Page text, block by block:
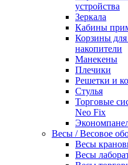
устройства
Зеркала
Кабины
Корзины
накопители
Манекены
Плечики
Решетки и
Стулья
Торговые
Neo Fix
Весы / Весовое
Весы
Весы